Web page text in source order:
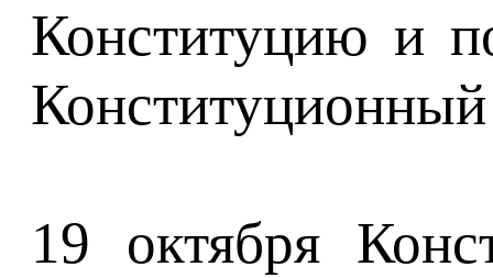
Конституцию и
Конституционный
19 октября